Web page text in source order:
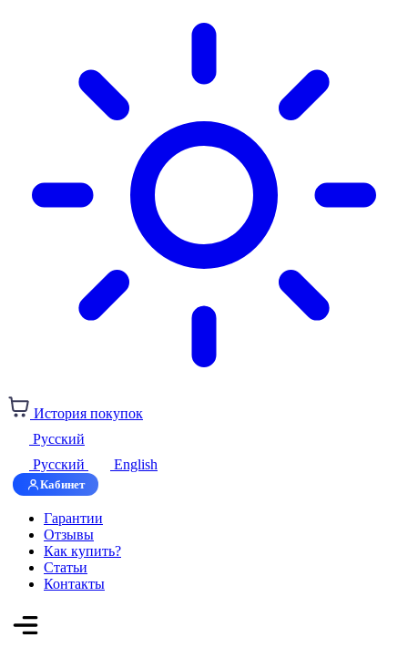
История покупок
Русский
Русский
English
Кабинет
Гарантии
Отзывы
Как купить?
Статьи
Контакты